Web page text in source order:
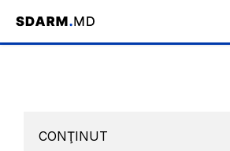
Acasa / Bibliotecă / Şcoala de Sabat /
CONŢINUT